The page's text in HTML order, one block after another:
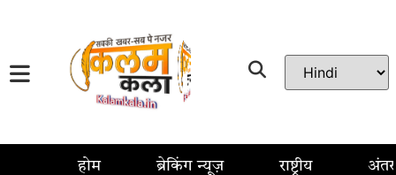
होम ब्रेकिंग न्यूज़ राष्ट्रीय